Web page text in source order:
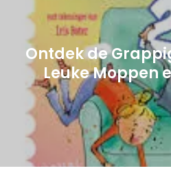
Ontdek de
Leuke Moppen